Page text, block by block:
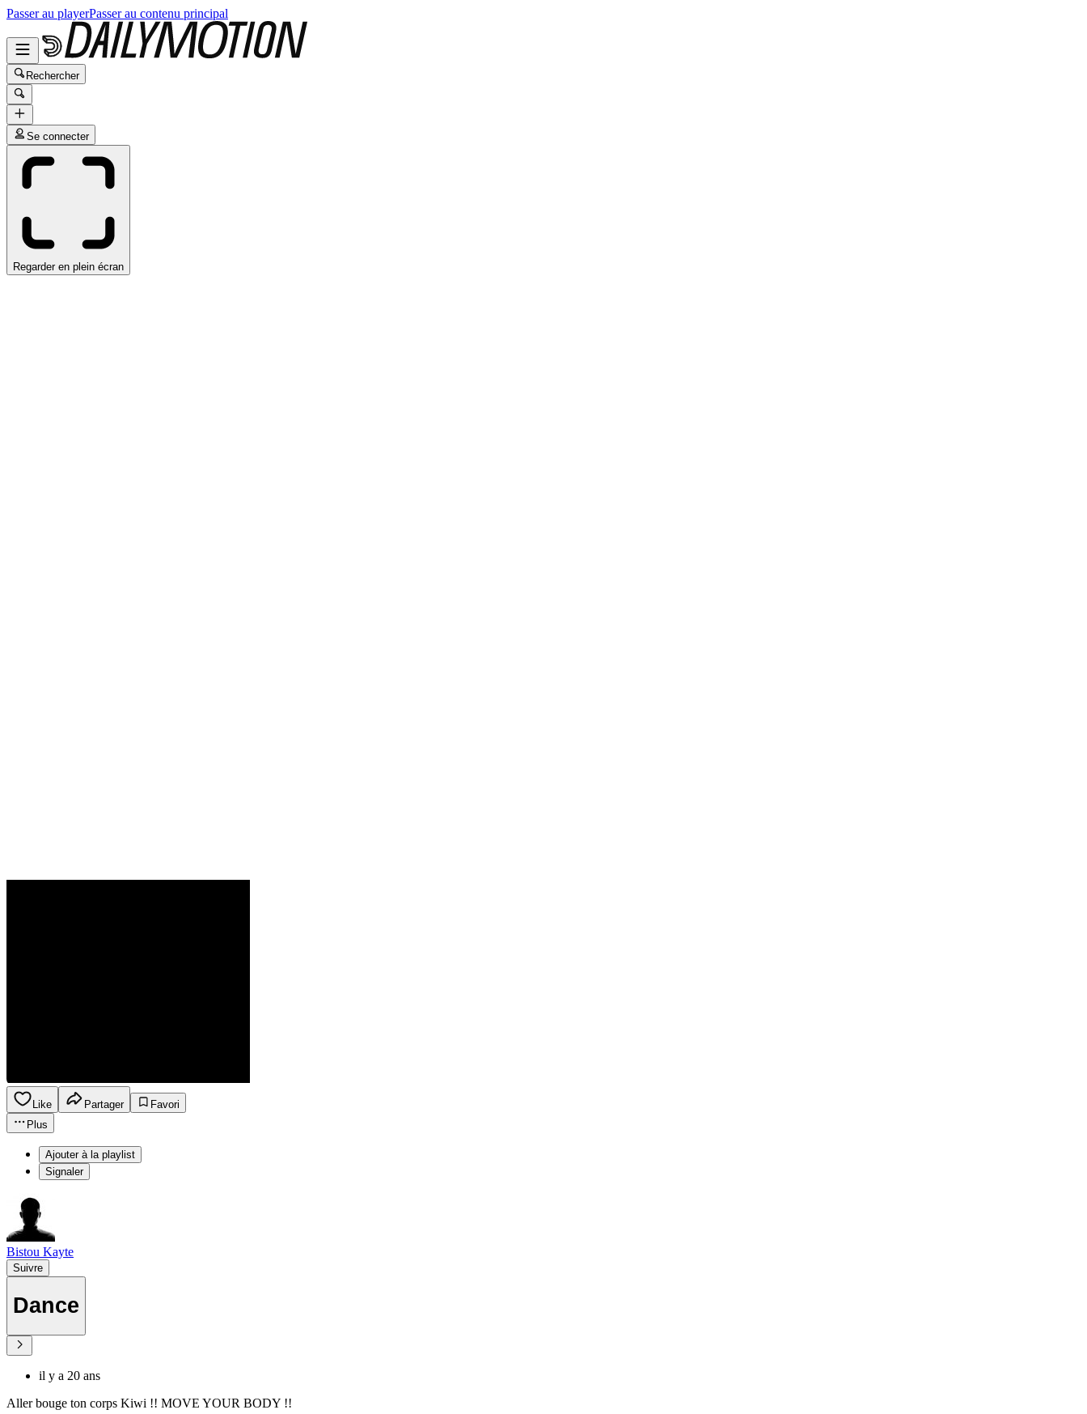
Passer au playerPasser au contenu principal
Rechercher
Se connecter
Regarder en plein écran
Like Partager
Favori
Plus
Ajouter à la playlist
Signaler
Bistou Kayte
Suivre
Dance
il y a 20 ans
Aller bouge ton corps Kiwi !! MOVE YOUR BODY !!